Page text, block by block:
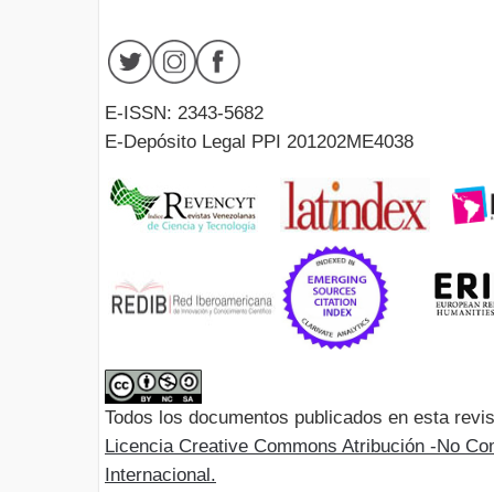
E-ISSN: 2343-5682
E-Depósito Legal PPI 201202ME4038
Todos los documentos publicados en esta
Licencia Creative Commons Atribución -No
Internacional.